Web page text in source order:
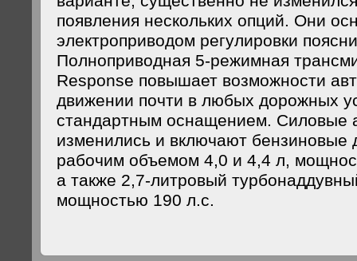
появления нескольких опций. Они
электроприводом регулировки
Полноприводная 5-режимная
Response повышает возможности
движении почти в любых дорожных
стандартным оснащением. Силовые
изменились и включают бензиновые
рабочим объемом 4,0 и 4,4 л,
а также 2,7-литровый
мощностью 190 л.с.